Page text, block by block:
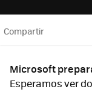
Compartir
Microsoft
Esperamos ver